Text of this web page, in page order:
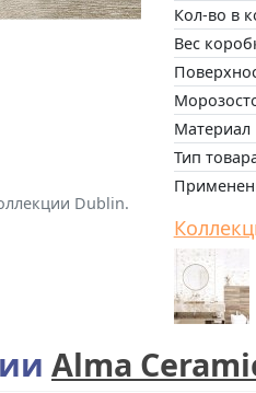
Dublin.
Кол-во в
Вес
Материал
Тип
Alma